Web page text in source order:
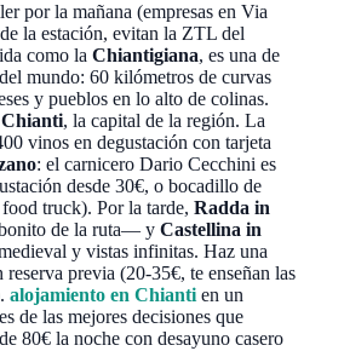
por la mañana (empresas en Via
la estación, evitan la ZTL del
como la Chiantigiana, es una de
mundo: 60 kilómetros de curvas
y pueblos en lo alto de colinas.
, la capital de la región. La
vinos en degustación con tarjeta
: el carnicero Dario Cecchini es
desde 30€, o bocadillo de
truck). Por la tarde, Radda in
de la ruta— y Castellina in
y vistas infinitas. Haz una
reserva previa (20-35€, te enseñan las
alojamiento en Chianti en un
de las mejores decisiones que
80€ la noche con desayuno casero